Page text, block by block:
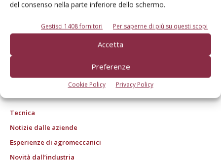
del consenso nella parte inferiore dello schermo.
Gestisci 1408 fornitori Per saperne di più su questi scopi
Accetta
Preferenze
Cookie Policy Privacy Policy
© Tecniche Nuove Spa. Tutti i diritti riservati. Sede legale Via Eritrea 21 -
20157 Milano | Codice fiscale, Partita IVA e Iscrizione al Registro delle
imprese di Milano: 00753480151
Registrazione Tribunale di Milano n. 71 del 05/03/2014 (Precedentemente
registrata presso il Tribunale di Bologna n. 6111 del 12/06/1992)
ROC "Poste italiane Spa sped. Abbonamento Postale DL 353/2003 conv. L.
Tecnica
Notizie dalle aziende
Esperienze di agromeccanici
Novità dall’industria